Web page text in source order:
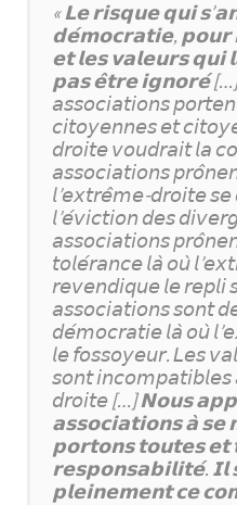
« 𝗟𝗲 𝗿𝗶𝘀𝗾𝘂𝗲 𝗾𝘂𝗶
𝗱𝗲́𝗺𝗼𝗰𝗿𝗮𝘁𝗶𝗲, 𝗽𝗼𝘂𝗿
𝗲𝘁 𝗹𝗲𝘀 𝘃𝗮𝗹𝗲𝘂𝗿𝘀
𝗽𝗮𝘀 𝗲̂𝘁𝗿𝗲 𝗶𝗴𝗻𝗼𝗿𝗲́
𝘢𝘴𝘴𝘰𝘤𝘪𝘢𝘵𝘪𝘰𝘯𝘴
𝘤𝘪𝘵𝘰𝘺𝘦𝘯𝘯𝘦𝘴 𝘦𝘵
𝘥𝘳𝘰𝘪𝘵𝘦 𝘷𝘰𝘶𝘥𝘳𝘢𝘪𝘵 𝘭𝘢
𝘢𝘴𝘴𝘰𝘤𝘪𝘢𝘵𝘪𝘰𝘯𝘴
𝘭’𝘦𝘹𝘵𝘳𝘦̂𝘮𝘦-𝘥𝘳𝘰𝘪𝘵𝘦 𝘴𝘦
𝘭’𝘦́𝘷𝘪𝘤𝘵𝘪𝘰𝘯 𝘥𝘦𝘴
𝘢𝘴𝘴𝘰𝘤𝘪𝘢𝘵𝘪𝘰𝘯𝘴
𝘵𝘰𝘭𝘦́𝘳𝘢𝘯𝘤𝘦 𝘭𝘢̀ 𝘰𝘶̀
𝘳𝘦𝘷𝘦𝘯𝘥𝘪𝘲𝘶𝘦 𝘭𝘦 𝘳𝘦𝘱𝘭𝘪
𝘢𝘴𝘴𝘰𝘤𝘪𝘢𝘵𝘪𝘰𝘯𝘴 𝘴𝘰𝘯𝘵
𝘥𝘦́𝘮𝘰𝘤𝘳𝘢𝘵𝘪𝘦 𝘭𝘢̀ 𝘰𝘶̀
𝘭𝘦 𝘧𝘰𝘴𝘴𝘰𝘺𝘦𝘶𝘳. 𝘓𝘦𝘴
𝘴𝘰𝘯𝘵
𝘥𝘳𝘰𝘪𝘵𝘦 […] 𝗡𝗼𝘂𝘀
𝗮𝘀𝘀𝗼𝗰𝗶𝗮𝘁𝗶𝗼𝗻𝘀 𝗮̀ 𝘀𝗲
𝗽𝗼𝗿𝘁𝗼𝗻𝘀 𝘁𝗼𝘂𝘁𝗲𝘀 𝗲𝘁
𝗿𝗲𝘀𝗽𝗼𝗻𝘀𝗮𝗯𝗶𝗹𝗶𝘁𝗲́. 𝗜𝗹
𝗽𝗹𝗲𝗶𝗻𝗲𝗺𝗲𝗻𝘁 𝗰𝗲